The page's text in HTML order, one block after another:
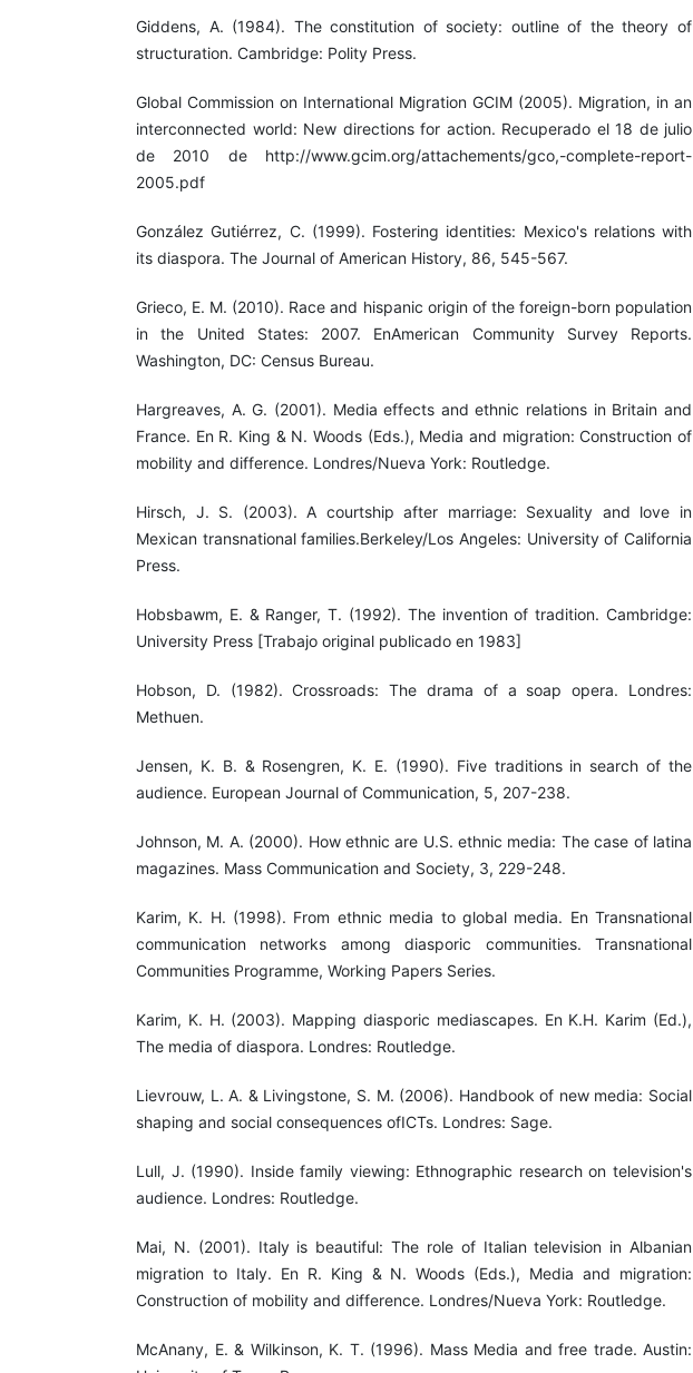
Giddens, A. (1984). The constitution of society: outline of the theory of
structuration. Cambridge: Polity Press.
Global Commission on International Migration GCIM (2005). Migration, in an
interconnected world: New directions for action. Recuperado el 18 de julio
de 2010 de http://www.gcim.org/attachements/gco,-complete-report-
2005.pdf
González Gutiérrez, C. (1999). Fostering identities: Mexico's relations with
its diaspora. The Journal of American History, 86, 545-567.
Grieco, E. M. (2010). Race and hispanic origin of the foreign-born population
in the United States: 2007. EnAmerican Community Survey Reports.
Washington, DC: Census Bureau.
Hargreaves, A. G. (2001). Media effects and ethnic relations in Britain and
France. En R. King & N. Woods (Eds.), Media and migration: Construction of
mobility and difference. Londres/Nueva York: Routledge.
Hirsch, J. S. (2003). A courtship after marriage: Sexuality and love in
Mexican transnational families.Berkeley/Los Angeles: University of California
Press.
Hobsbawm, E. & Ranger, T. (1992). The invention of tradition. Cambridge:
University Press [Trabajo original publicado en 1983]
Hobson, D. (1982). Crossroads: The drama of a soap opera. Londres:
Methuen.
Jensen, K. B. & Rosengren, K. E. (1990). Five traditions in search of the
audience. European Journal of Communication, 5, 207-238.
Johnson, M. A. (2000). How ethnic are U.S. ethnic media: The case of latina
magazines. Mass Communication and Society, 3, 229-248.
Karim, K. H. (1998). From ethnic media to global media. En Transnational
communication networks among diasporic communities. Transnational
Communities Programme, Working Papers Series.
Karim, K. H. (2003). Mapping diasporic mediascapes. En K.H. Karim (Ed.),
The media of diaspora. Londres: Routledge.
Lievrouw, L. A. & Livingstone, S. M. (2006). Handbook of new media: Social
shaping and social consequences ofICTs. Londres: Sage.
Lull, J. (1990). Inside family viewing: Ethnographic research on television's
audience. Londres: Routledge.
Mai, N. (2001). Italy is beautiful: The role of Italian television in Albanian
migration to Italy. En R. King & N. Woods (Eds.), Media and migration:
Construction of mobility and difference. Londres/Nueva York: Routledge.
McAnany, E. & Wilkinson, K. T. (1996). Mass Media and free trade. Austin: